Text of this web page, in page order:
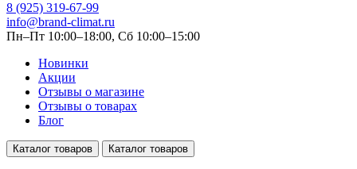
8 (925) 319-67-99
info@brand-climat.ru
Пн–Пт 10:00–18:00, Сб 10:00–15:00
Новинки
Акции
Отзывы о магазине
Отзывы о товарах
Блог
Каталог товаров Каталог товаров